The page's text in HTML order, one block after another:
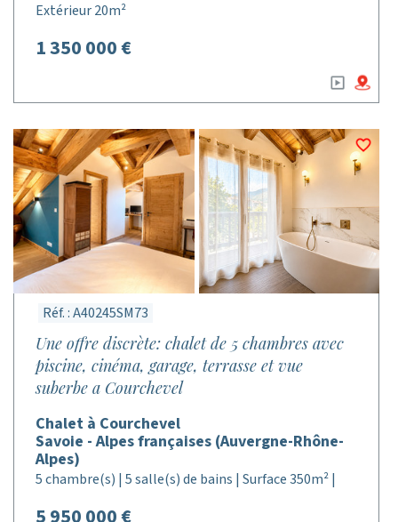
Extérieur 20m²
1 350 000 €
Réf. : A40245SM73
Une offre discrète: chalet de 5 chambres avec
piscine, cinéma, garage, terrasse et vue
suberbe a Courchevel
Chalet à Courchevel
Savoie - Alpes françaises (Auvergne-Rhône-
Alpes)
5 chambre(s) | 5 salle(s) de bains | Surface 350m² |